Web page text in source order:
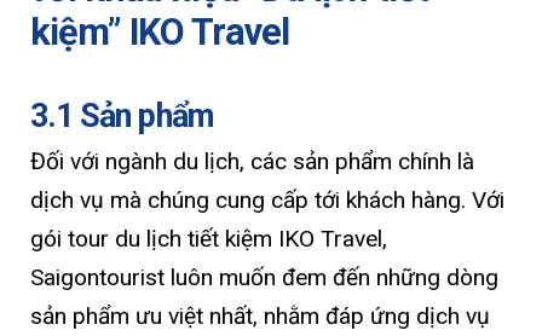
kiệm” IKO Travel
3.1 Sản phẩm
Đối với ngành du lịch, các sản phẩm chính là
dịch vụ mà chúng cung cấp tới khách hàng. Với
gói tour du lịch tiết kiệm IKO Travel,
Saigontourist luôn muốn đem đến những dòng
sản phẩm ưu việt nhất, nhằm đáp ứng dịch vụ